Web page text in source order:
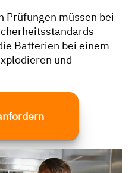
Prüfungen müssen bei
Batterien bei einem
und